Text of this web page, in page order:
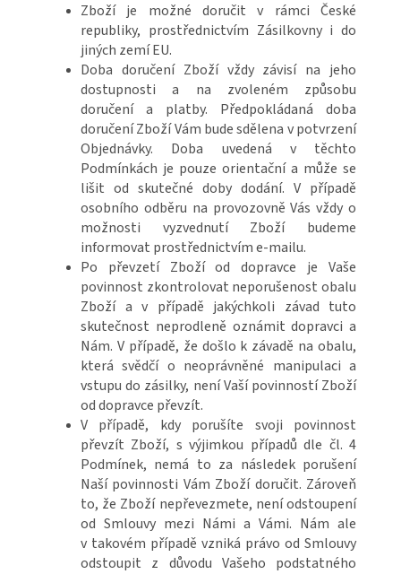
Zboží je možné doručit v rámci České
republiky, prostřednictvím Zásilkovny i do
jiných zemí EU.
Doba doručení Zboží vždy závisí na jeho
dostupnosti a na zvoleném způsobu
doručení a platby. Předpokládaná doba
doručení Zboží Vám bude sdělena v potvrzení
Objednávky. Doba uvedená v těchto
Podmínkách je pouze orientační a může se
lišit od skutečné doby dodání. V případě
osobního odběru na provozovně Vás vždy o
možnosti vyzvednutí Zboží budeme
informovat prostřednictvím e-mailu.
Po převzetí Zboží od dopravce je Vaše
povinnost zkontrolovat neporušenost obalu
Zboží a v případě jakýchkoli závad tuto
skutečnost neprodleně oznámit dopravci a
Nám. V případě, že došlo k závadě na obalu,
která svědčí o neoprávněné manipulaci a
vstupu do zásilky, není Vaší povinností Zboží
od dopravce převzít.
V případě, kdy porušíte svoji povinnost
převzít Zboží, s výjimkou případů dle čl. 4
Podmínek, nemá to za následek porušení
Naší povinnosti Vám Zboží doručit. Zároveň
to, že Zboží nepřevezmete, není odstoupení
od Smlouvy mezi Námi a Vámi. Nám ale
v takovém případě vzniká právo od Smlouvy
odstoupit z důvodu Vašeho podstatného